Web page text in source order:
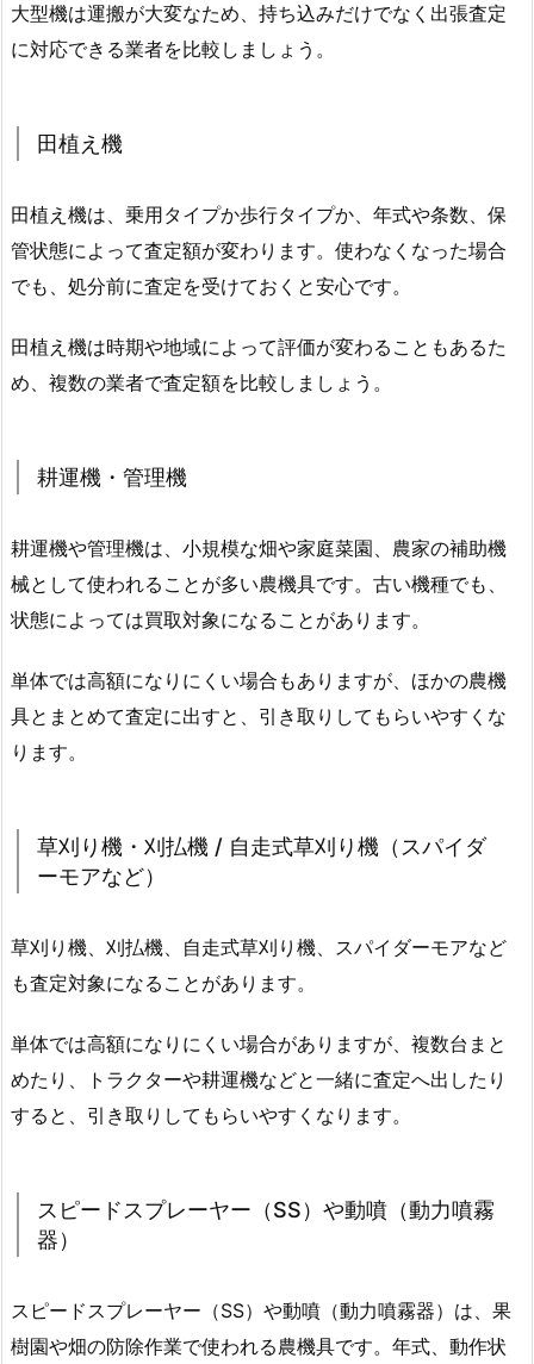
大型機は運搬が大変なため、持ち込みだけでなく出張査定
に対応できる業者を比較しましょう。
田植え機
田植え機は、乗用タイプか歩行タイプか、年式や条数、保
管状態によって査定額が変わります。使わなくなった場合
でも、処分前に査定を受けておくと安心です。
田植え機は時期や地域によって評価が変わることもあるた
め、複数の業者で査定額を比較しましょう。
耕運機・管理機
耕運機や管理機は、小規模な畑や家庭菜園、農家の補助機
械として使われることが多い農機具です。古い機種でも、
状態によっては買取対象になることがあります。
単体では高額になりにくい場合もありますが、ほかの農機
具とまとめて査定に出すと、引き取りしてもらいやすくな
ります。
草刈り機・刈払機 / 自走式草刈り機（スパイダ
ーモアなど）
草刈り機、刈払機、自走式草刈り機、スパイダーモアなど
も査定対象になることがあります。
単体では高額になりにくい場合がありますが、複数台まと
めたり、トラクターや耕運機などと一緒に査定へ出したり
すると、引き取りしてもらいやすくなります。
スピードスプレーヤー（SS）や動噴（動力噴霧
器）
スピードスプレーヤー（SS）や動噴（動力噴霧器）は、果
樹園や畑の防除作業で使われる農機具です。年式、動作状